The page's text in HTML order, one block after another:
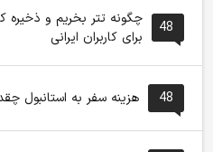
48
چگونه تتر بخریم و ذخیره
برای کاربران ایرانی
48 هزینه سفر به استانبول